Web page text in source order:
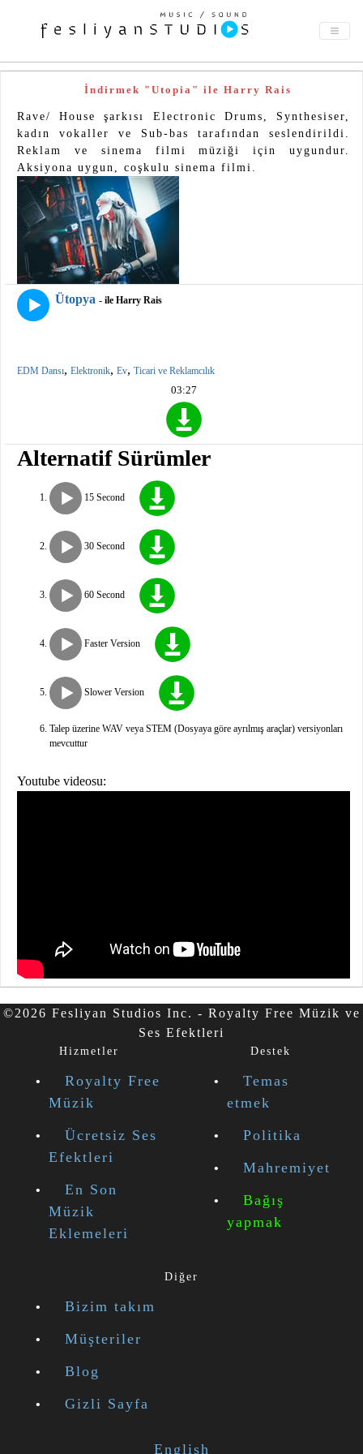
İndirmek "Utopia" ile Harry Rais
Rave/ House şarkısı Electronic Drums, Synthesiser,
kadın vokaller ve Sub-bas tarafından seslendirildi.
Reklam ve sinema filmi müziği için uygundur.
Aksiyona uygun, coşkulu sinema filmi.
Ütopya - ile Harry Rais
EDM Dansı, Elektronik, Ev, Ticari ve Reklamcılık
03:27
Alternatif Sürümler
15 Second
30 Second
60 Second
Faster Version
Slower Version
Talep üzerine WAV veya STEM (Dosyaya göre ayrılmış araçlar) versiyonları
mevcuttur
Youtube videosu:
©2026 Fesliyan Studios Inc. - Royalty Free Müzik ve
Ses Efektleri
Hizmetler
Royalty Free
Müzik
Ücretsiz Ses
Efektleri
En Son
Müzik
Eklemeleri
Destek
Temas
etmek
Politika
Mahremiyet
Bağış
yapmak
Diğer
Bizim takım
Müşteriler
Blog
Gizli Sayfa
English